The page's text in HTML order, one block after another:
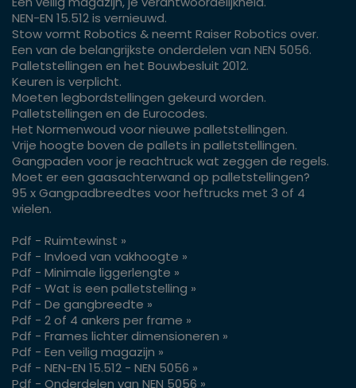
NEN-EN 15.512 is vernieuwd.
Stow vormt Robotics & neemt Raiser Robotics over.
Een van de belangrijkste onderdelen van NEN 5056.
Palletstellingen en het Bouwbesluit 2012.
Keuren is verplicht.
Moeten legbordstellingen gekeurd worden.
Palletstellingen en de Eurocodes.
Het Normenwoud voor nieuwe palletstellingen.
Vrije hoogte boven de pallets in palletstellingen.
Gangpaden voor je reachtruck wat zeggen de regels.
Moet er een gaasachterwand op palletstellingen?
95 x Gangpadbreedtes voor heftrucks met 3 of 4
wielen.
Pdf - Ruimtewinst »
Pdf - Invloed van vakhoogte »
Pdf - Minimale liggerlengte »
Pdf - Wat is een palletstelling »
Pdf - De gangbreedte »
Pdf - 2 of 4 ankers per frame »
Pdf - Frames lichter dimensioneren »
Pdf - Een veilig magazijn »
Pdf - NEN-EN 15.512 - NEN 5056 »
Pdf - Onderdelen van NEN 5056 »